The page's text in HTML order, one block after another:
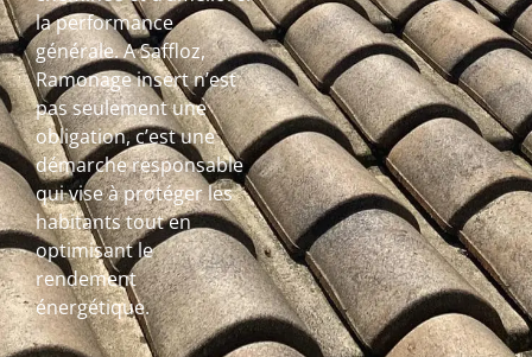
la performance
générale. A Saffloz,
Ramonage insert n’est
pas seulement une
obligation, c’est une
démarche responsable
qui vise à protéger les
habitants tout en
optimisant le
rendement
énergétique.